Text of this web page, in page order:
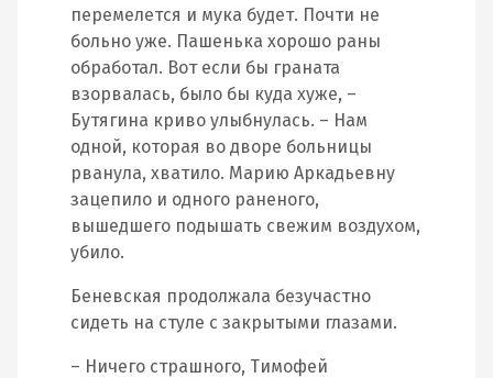
перемелется и мука будет. Почти не
больно уже. Пашенька хорошо раны
обработал. Вот если бы граната
взорвалась, было бы куда хуже, –
Бутягина криво улыбнулась. – Нам
одной, которая во дворе больницы
рванула, хватило. Марию Аркадьевну
зацепило и одного раненого,
вышедшего подышать свежим воздухом,
убило.
Беневская продолжала безучастно
сидеть на стуле с закрытыми глазами.
– Ничего страшного, Тимофей